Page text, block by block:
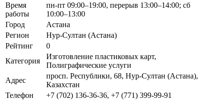
Время
работы
пн-пт 09:00–19:00, перерыв 13:00–14:00; сб
10:00–13:00
Город
Астана
Регион
Нур-Султан (Астана)
Рейтинг
0
Категория
Изготовление пластиковых карт,
Полиграфические услуги
Адрес
просп. Республики, 68, Нур-Султан (Астана),
Казахстан
Телефон
+7 (702) 136-36-36, +7 (771) 399-99-91